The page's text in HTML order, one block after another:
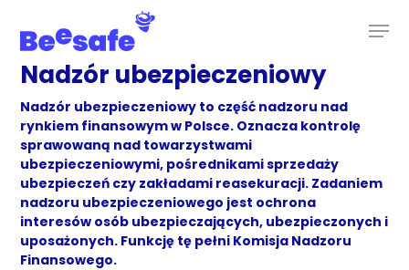
main
content
Nadzór ubezpieczeniowy
Nadzór ubezpieczeniowy to część nadzoru nad
rynkiem finansowym w Polsce. Oznacza kontrolę
sprawowaną nad towarzystwami
ubezpieczeniowymi, pośrednikami sprzedaży
ubezpieczeń czy zakładami reasekuracji. Zadaniem
nadzoru ubezpieczeniowego jest ochrona
interesów osób ubezpieczających, ubezpieczonych i
uposażonych. Funkcję tę pełni Komisja Nadzoru
Finansowego.